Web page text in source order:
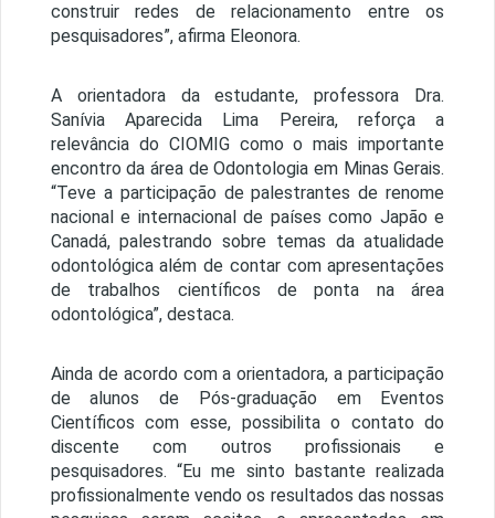
construir redes de relacionamento entre os
pesquisadores”, afirma Eleonora.
A orientadora da estudante, professora Dra.
Sanívia Aparecida Lima Pereira, reforça a
relevância do CIOMIG como o mais importante
encontro da área de Odontologia em Minas Gerais.
“Teve a participação de palestrantes de renome
nacional e internacional de países como Japão e
Canadá, palestrando sobre temas da atualidade
odontológica além de contar com apresentações
de trabalhos científicos de ponta na área
odontológica”, destaca.
Ainda de acordo com a orientadora, a participação
de alunos de Pós-graduação em Eventos
Científicos com esse, possibilita o contato do
discente com outros profissionais e
pesquisadores. “Eu me sinto bastante realizada
profissionalmente vendo os resultados das nossas